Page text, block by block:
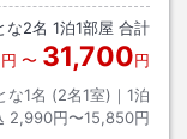
な2名 1泊1部屋 合計
円 〜 31,700円
な1名 (2名1室)｜ 1泊
2,990円〜15,850円